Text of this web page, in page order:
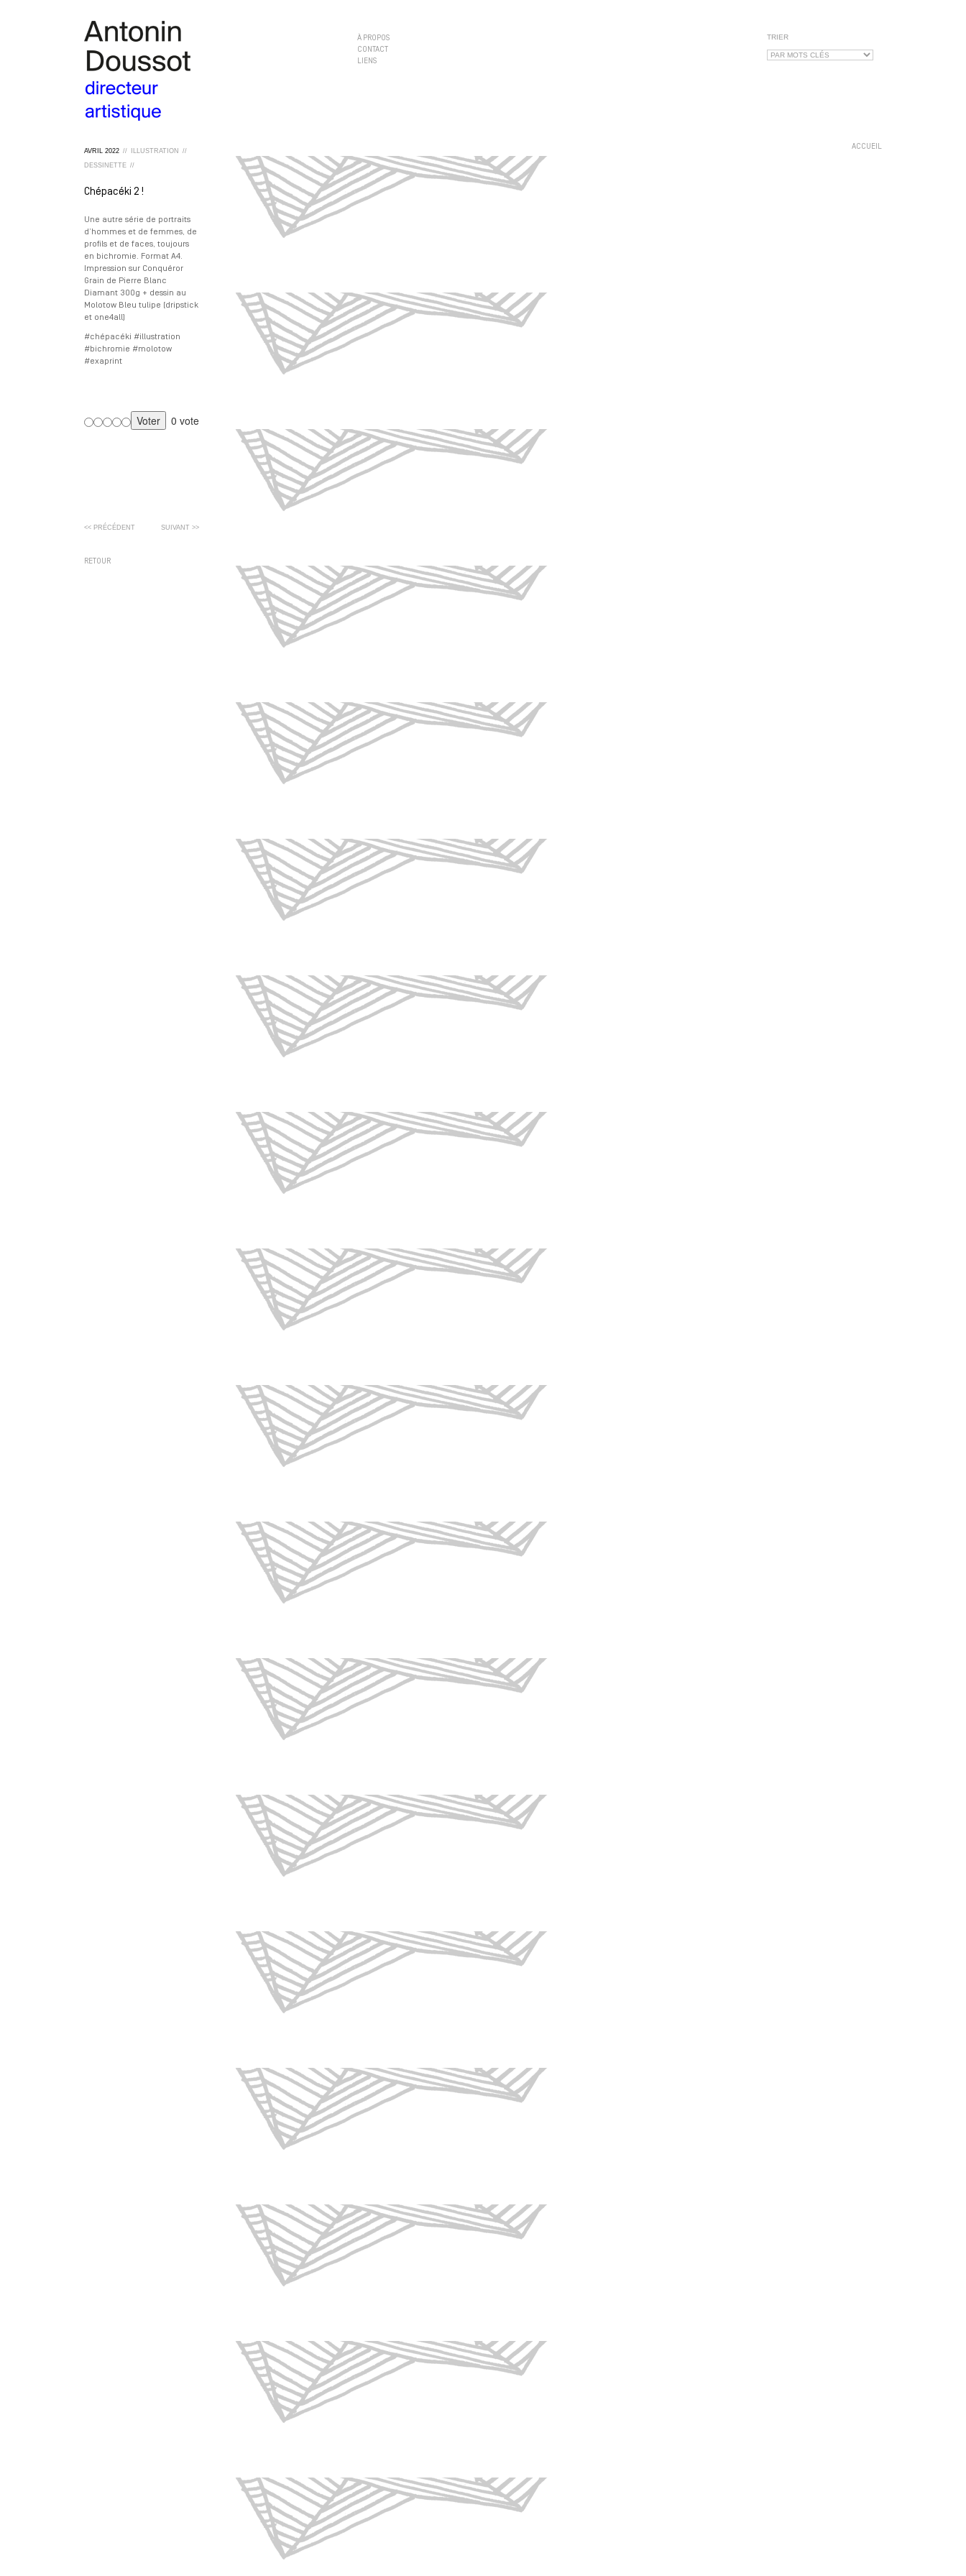
À PROPOS
CONTACT
LIENS
TRIER
ACCUEIL
AVRIL 2022 // ILLUSTRATION
//
DESSINETTE //
Chépacéki 2 !
Une autre série de portraits
d’hommes et de femmes, de
profils et de faces, toujours
en bichromie. Format A4.
Impression sur Conquéror
Grain de Pierre Blanc
Diamant 300g + dessin au
Molotow Bleu tulipe (dripstick
et one4all)
#chépacéki #illustration
#bichromie #molotow
#exaprint
0 vote
<< PRÉCÉDENT SUIVANT >>
RETOUR